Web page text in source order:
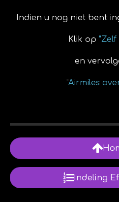
Indien u nog niet bent
Klik op "Zelf
en
"Airmiles
Indeling